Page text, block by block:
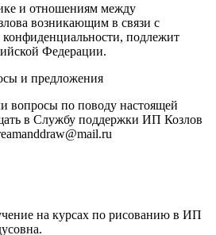
и отношениям между
возникающим в связи с
подлежит
Федерации.
и предложения
вопросы по поводу настоящей
в Службу поддержки ИП Козлов
на курсах по рисованию в ИП